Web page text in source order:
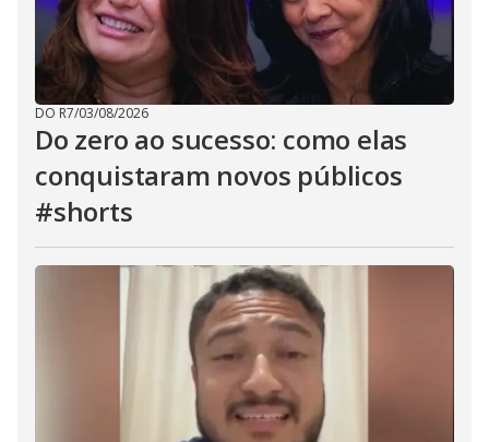
DO R7/03/08/2026
Do zero ao sucesso: como elas
conquistaram novos públicos
#shorts